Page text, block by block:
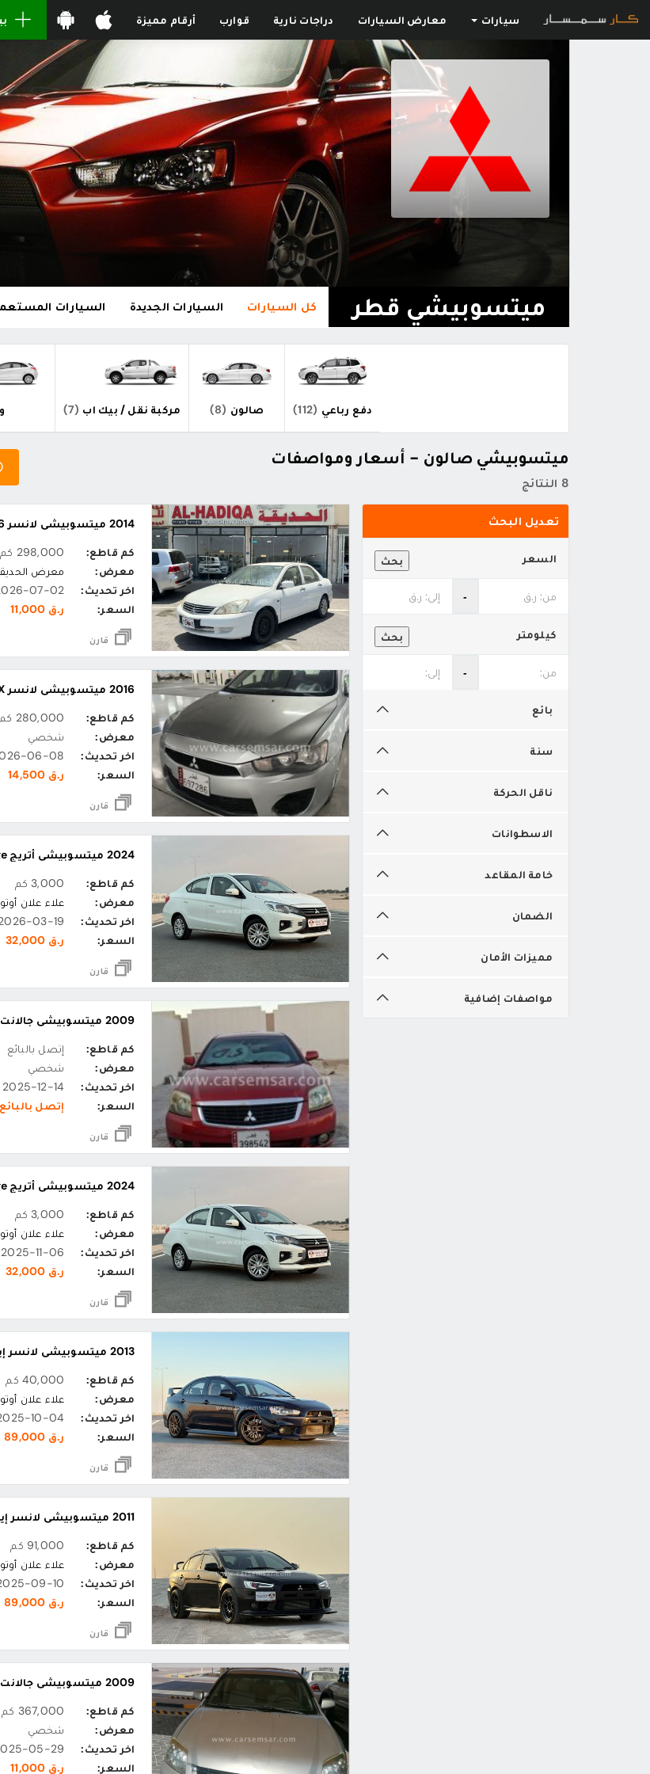
سيارات معارض السيارات دراجات نارية قوارب أرقام مميزة
ميتسوبيشي قطر كل السيارات السيارات الجديدة السيارات
دفع رباعي (112) صالون (8) مركبة نقل / بيك اب (7)
ميتسوبيشي صالون - أسعار ومواصفات
8 النتائج
تعديل البحث
بحث السعر
‐
بحث كيلومتر
‐
بائع
سنة
ناقل الحركة
الاسطوانات
خامة المقاعد
الضمان
مميزات الأمان
مواصفات إضافية
2014 ميتسوبيشي لانسر 1.6 GLX
كم قاطع:
298,000 كم
معرض:
معرض
اخر تحديث:
07-02
السعر:
ر.ق 11,000
قارن
2016 ميتسوبيشي لانسر EX
كم قاطع:
280,000 كم
معرض:
شخصي
اخر تحديث:
06-08
السعر:
ر.ق 14,500
قارن
2024 ميتسوبيشي أتريج Attrage
كم قاطع:
3,000 كم
معرض:
علاء علان
اخر تحديث:
03-19
السعر:
ر.ق 32,000
قارن
2009 ميتسوبيشي جالانت 2.4
كم قاطع:
إتصل بالبائع
معرض:
شخصي
اخر تحديث:
2025-12-14
السعر:
إتصل بالبائع
قارن
2024 ميتسوبيشي أتريج Attrage
كم قاطع:
3,000 كم
معرض:
علاء علان
اخر تحديث:
2025-11-06
السعر:
ر.ق 32,000
قارن
2013 ميتسوبيشي لانسر إيفولوشن
كم قاطع:
40,000 كم
معرض:
علاء علان
اخر تحديث:
10-04
السعر:
ر.ق 89,000
قارن
2011 ميتسوبيشي لانسر إيفولوشن
كم قاطع:
91,000 كم
معرض:
علاء علان
اخر تحديث:
09-10
السعر:
ر.ق 89,000
قارن
2009 ميتسوبيشي جالانت 2.4
كم قاطع:
367,000 كم
معرض:
شخصي
اخر تحديث:
05-29
السعر:
ر.ق 11,000